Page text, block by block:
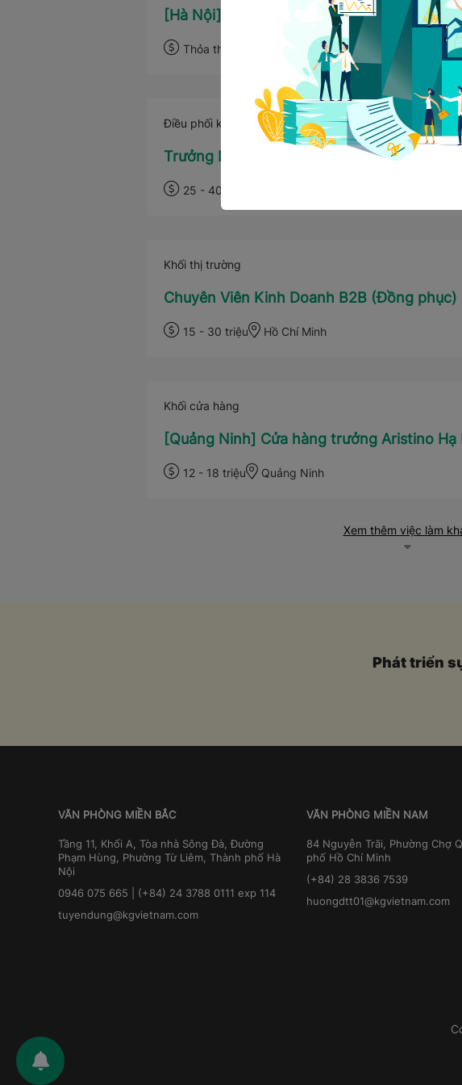
[Hà Nội] Nhân viên Bán hàng - Showroom
Thỏa thuận
Điều phối kinh doanh
Trưởng Nhóm Bán Hàng B2B /Sales Leader
25 - 40 triệu
Khối thị trường
Chuyên Viên Kinh Doanh B2B (Đồng phục)
15 - 30 triệu Hồ Chí Minh
Khối cửa hàng
[Quảng Ninh] Cửa hàng trưởng Aristino Hạ
12 - 18 triệu Quảng Ninh
Xem thêm việc làm
Phát triển
VĂN PHÒNG MIỀN BẮC
Tầng 11, Khối A, Tòa nhà Sông Đà, Đường
Phạm Hùng, Phường Từ Liêm, Thành phố Hà
Nội
0946 075 665 | (+84) 24 3788 0111 exp 114
tuyendung@kgvietnam.com
VĂN PHÒNG MIỀN NAM
84 Nguyễn Trãi, Phường Chợ
phố Hồ Chí Minh
(+84) 28 3836 7539
huongdtt01@kgvietnam.com